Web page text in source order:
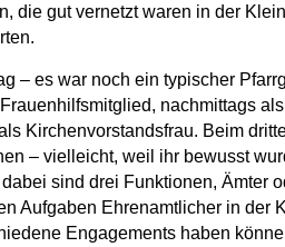
die gut vernetzt waren in der
– es war noch ein typischer
nachmittags
Kirchenvorstandsfrau. Beim
– vielleicht, weil ihr bewusst
sind drei Funktionen, Ämter
Aufgaben Ehrenamtlicher in der
Engagements haben